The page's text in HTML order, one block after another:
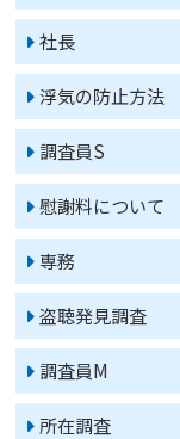
社長
浮気の防止方法
調査員S
慰謝料について
専務
盗聴発見調査
調査員M
所在調査